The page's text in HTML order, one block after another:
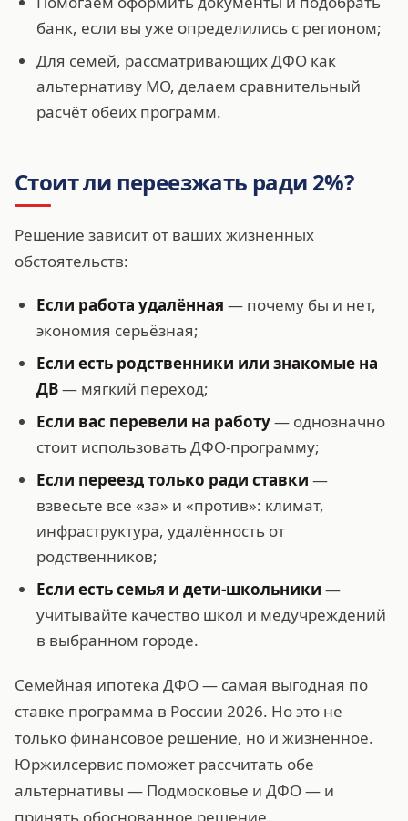
банк, если вы уже определились с регионом;
Для семей, рассматривающих ДФО как
альтернативу МО, делаем сравнительный
расчёт обеих программ.
Стоит ли переезжать ради 2%?
Решение зависит от ваших жизненных
обстоятельств:
Если работа удалённая — почему бы и нет,
экономия серьёзная;
Если есть родственники или знакомые на
ДВ— мягкий переход;
Если вас перевели на работу— однозначно
стоит использовать ДФО-программу;
Если переезд только ради ставки —
взвесьте все «за» и «против»: климат,
инфраструктура, удалённость от
родственников;
Если есть семья и дети-школьники —
учитывайте качество школ и медучреждений
в выбранном городе.
Семейная ипотека ДФО — самая выгодная по
ставке программа в России 2026. Но это не
только финансовое решение, но и жизненное.
Юржилсервис поможет рассчитать обе
альтернативы — Подмосковье и ДФО — и